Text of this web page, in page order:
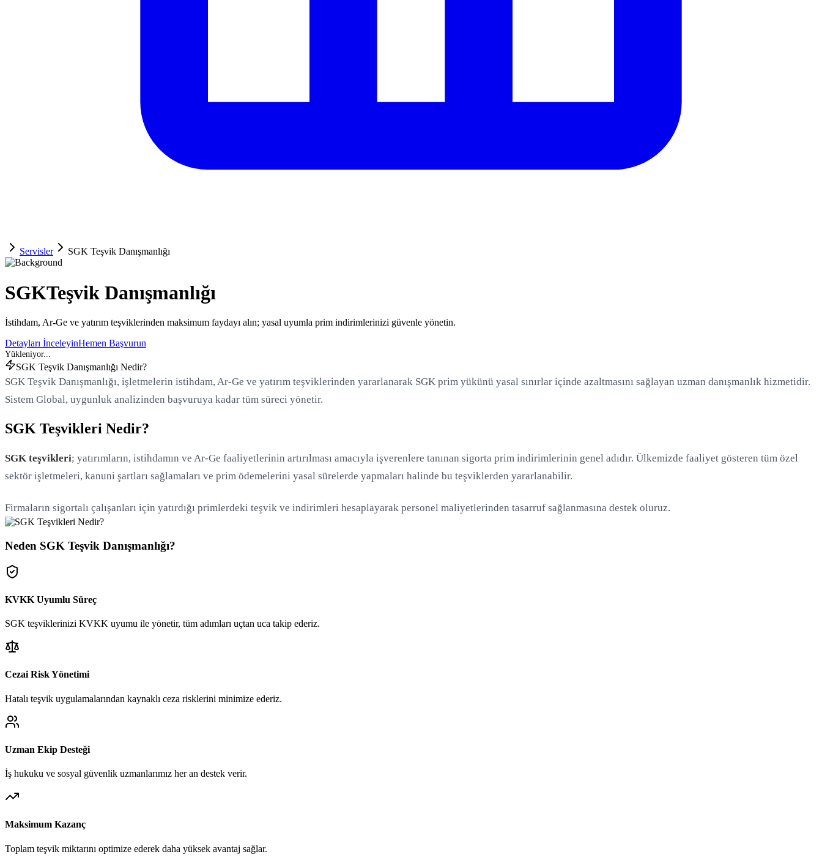
Servisler SGK Teşvik Danışmanlığı
SGKTeşvik Danışmanlığı
İstihdam, Ar-Ge ve yatırım teşviklerinden maksimum faydayı alın; yasal uyumla prim indirimlerinizi güvenle yönetin.
Detayları İnceleyinHemen Başvurun
SGK Teşvik Danışmanlığı Nedir?
SGK Teşvik Danışmanlığı, işletmelerin istihdam, Ar-Ge ve yatırım teşviklerinden yararlanarak SGK prim yükünü yasal sınırlar içinde azaltmasını sağlayan uzman danışmanlık hizmetidir.
Sistem Global, uygunluk analizinden başvuruya kadar tüm süreci yönetir.
SGK Teşvikleri Nedir?
SGK teşvikleri; yatırımların, istihdamın ve Ar-Ge faaliyetlerinin artırılması amacıyla işverenlere tanınan sigorta prim indirimlerinin genel adıdır. Ülkemizde faaliyet gösteren tüm özel
sektör işletmeleri, kanuni şartları sağlamaları ve prim ödemelerini yasal sürelerde yapmaları halinde bu teşviklerden yararlanabilir.
Firmaların sigortalı çalışanları için yatırdığı primlerdeki teşvik ve indirimleri hesaplayarak personel maliyetlerinden tasarruf sağlanmasına destek oluruz.
Neden SGK Teşvik Danışmanlığı?
KVKK Uyumlu Süreç
SGK teşviklerinizi KVKK uyumu ile yönetir, tüm adımları uçtan uca takip ederiz.
Cezai Risk Yönetimi
Hatalı teşvik uygulamalarından kaynaklı ceza risklerini minimize ederiz.
Uzman Ekip Desteği
İş hukuku ve sosyal güvenlik uzmanlarımız her an destek verir.
Maksimum Kazanç
Toplam teşvik miktarını optimize ederek daha yüksek avantaj sağlar.